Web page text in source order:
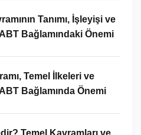
Tanımı, İşleyişi ve
Bağlamındaki Önemi
Temel İlkeleri ve
Bağlamında Önemi
Temel Kavramları ve